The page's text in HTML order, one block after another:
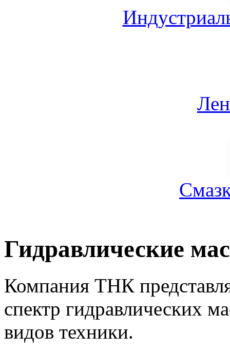
Гидравлические
Компания ТНК
спектр гидравлических
видов техники.